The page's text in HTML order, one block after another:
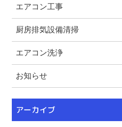
エアコン工事
厨房排気設備清掃
エアコン洗浄
お知らせ
アーカイブ